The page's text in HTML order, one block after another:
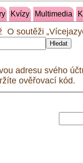
Kvízy Multimedia
O soutěži
Hledat
adresu svého
ověřovací kód.